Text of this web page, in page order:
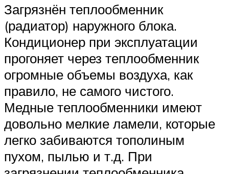
Загрязнён теплообменник
(радиатор) наружного блока.
Кондиционер при эксплуатации
прогоняет через теплообменник
огромные объемы воздуха, как
правило, не самого чистого.
Медные теплообменники имеют
довольно мелкие ламели, которые
легко забиваются тополиным
пухом, пылью и т.д. При